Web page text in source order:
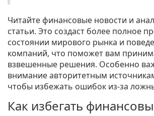
Читайте финансовые новости и
статьи. Это создаст более полное
состоянии мирового рынка и
компаний, что поможет вам
взвешенные решения. Особенно
внимание авторитетным
чтобы избежать ошибок из-за
Как избегать